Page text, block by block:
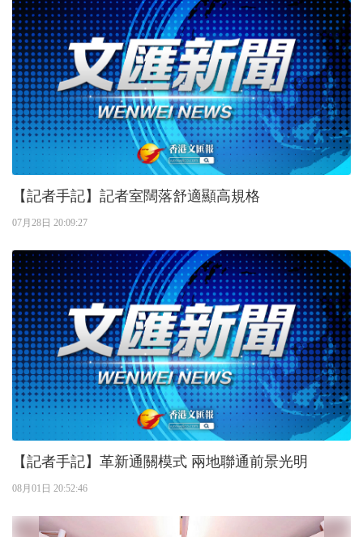
【記者手記】記者室闊落舒適顯高規格
07月28日 20:09:27
【記者手記】革新通關模式 兩地聯通前景光明
08月01日 20:52:46